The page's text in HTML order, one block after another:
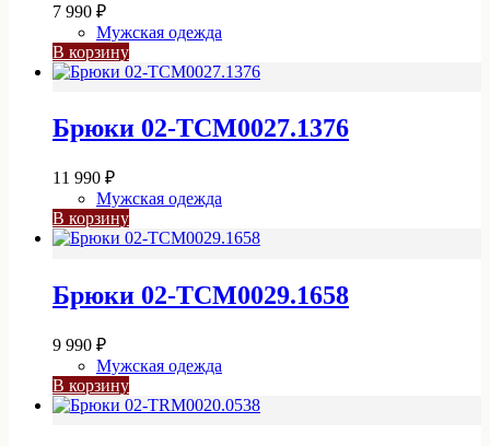
7 990 ₽
Мужская одежда
В корзину
Брюки 02-TCM0027.1376
11 990 ₽
Мужская одежда
В корзину
Брюки 02-TCM0029.1658
9 990 ₽
Мужская одежда
В корзину